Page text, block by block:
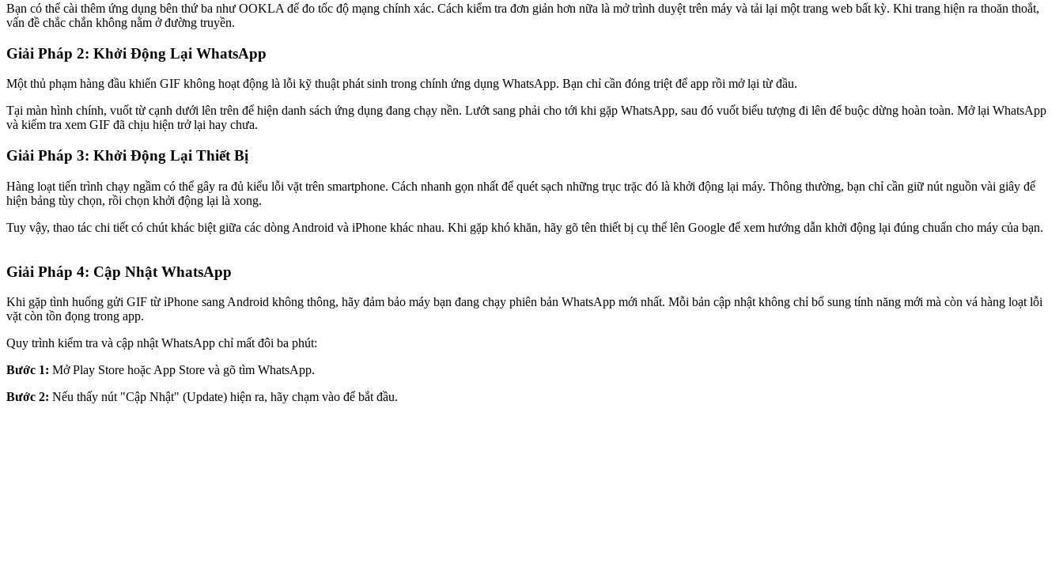
Bạn có thể cài thêm ứng dụng bên thứ ba như OOKLA để đo tốc độ mạng chính xác. Cách kiểm tra đơn giản hơn nữa là mở trình duyệt trên máy và tải lại một trang web bất kỳ. Khi trang hiện ra thoăn thoắt,
vấn đề chắc chắn không nằm ở đường truyền.
Giải Pháp 2: Khởi Động Lại WhatsApp
Một thủ phạm hàng đầu khiến GIF không hoạt động là lỗi kỹ thuật phát sinh trong chính ứng dụng WhatsApp. Bạn chỉ cần đóng triệt để app rồi mở lại từ đầu.
Tại màn hình chính, vuốt từ cạnh dưới lên trên để hiện danh sách ứng dụng đang chạy nền. Lướt sang phải cho tới khi gặp WhatsApp, sau đó vuốt biểu tượng đi lên để buộc dừng hoàn toàn. Mở lại WhatsApp
và kiểm tra xem GIF đã chịu hiện trở lại hay chưa.
Giải Pháp 3: Khởi Động Lại Thiết Bị
Hàng loạt tiến trình chạy ngầm có thể gây ra đủ kiểu lỗi vặt trên smartphone. Cách nhanh gọn nhất để quét sạch những trục trặc đó là khởi động lại máy. Thông thường, bạn chỉ cần giữ nút nguồn vài giây để
hiện bảng tùy chọn, rồi chọn khởi động lại là xong.
Tuy vậy, thao tác chi tiết có chút khác biệt giữa các dòng Android và iPhone khác nhau. Khi gặp khó khăn, hãy gõ tên thiết bị cụ thể lên Google để xem hướng dẫn khởi động lại đúng chuẩn cho máy của bạn.
Giải Pháp 4: Cập Nhật WhatsApp
Khi gặp tình huống gửi GIF từ iPhone sang Android không thông, hãy đảm bảo máy bạn đang chạy phiên bản WhatsApp mới nhất. Mỗi bản cập nhật không chỉ bổ sung tính năng mới mà còn vá hàng loạt lỗi
vặt còn tồn đọng trong app.
Quy trình kiểm tra và cập nhật WhatsApp chỉ mất đôi ba phút:
Bước 1: Mở Play Store hoặc App Store và gõ tìm WhatsApp.
Bước 2: Nếu thấy nút "Cập Nhật" (Update) hiện ra, hãy chạm vào để bắt đầu.